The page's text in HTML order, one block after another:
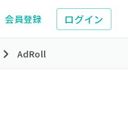
会員登録 ログイン
AdRoll